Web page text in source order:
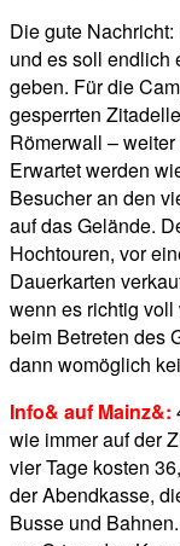
Die gute
und es soll endlich
geben. Für die
gesperrten
Römerwall –
Erwartet werden
Besucher an den
auf das Gelände.
Hochtouren, vor
Dauerkarten
wenn es richtig
beim Betreten des
dann womöglich
Info& auf Mainz&:
wie immer auf der
vier Tage kosten
der Abendkasse,
Busse und